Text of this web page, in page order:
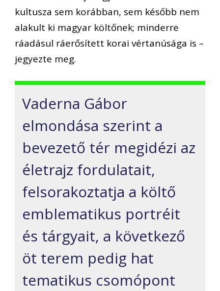
kultusza sem korábban, sem később nem
alakult ki magyar költőnek; minderre
ráadásul ráerősített korai vértanúsága is –
jegyezte meg.
Vaderna Gábor
elmondása szerint a
bevezető tér megidézi az
életrajz fordulatait,
felsorakoztatja a költő
emblematikus portréit
és tárgyait, a következő
öt terem pedig hat
tematikus csomópont